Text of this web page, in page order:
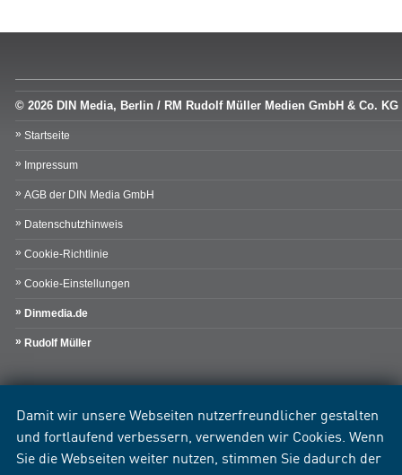
Damit wir unsere Webseiten nutzerfreundlicher gestalten
und fortlaufend verbessern, verwenden wir Cookies. Wenn
Sie die Webseiten weiter nutzen, stimmen Sie dadurch der
© 2026 DIN Media, Berlin / RM Rudolf Müller Medien GmbH & Co. KG
Startseite
Impressum
AGB der DIN Media GmbH
Datenschutzhinweis
Cookie-Richtlinie
Cookie-Einstellungen
Dinmedia.de
Rudolf Müller